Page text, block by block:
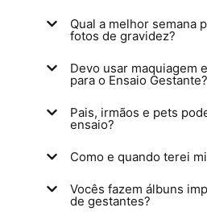
Qual a melhor semana
fotos de gravidez?
Devo usar maquiagem
para o Ensaio Gestante?
Pais, irmãos e pets
ensaio?
Como e quando terei
Vocês fazem álbuns
de gestantes?